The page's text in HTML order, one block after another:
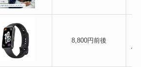
8,800円前後
／